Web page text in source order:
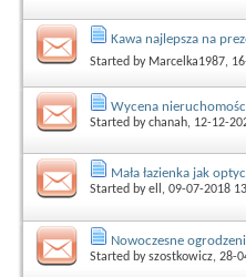
Kawa najlepsza na
Started by Marcelka1987,
Wycena
Started bychanah, 12-12-
Mała łazienka jak
Started byell , 09-07-2018
Nowoczesne
Started byszostkowicz, 28-